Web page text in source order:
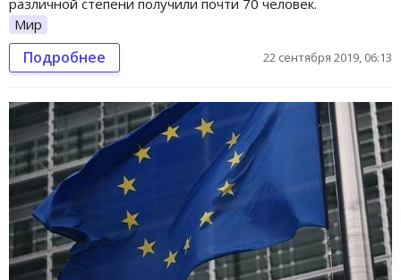
Мир
Подробнее 22 сентября 2019, 06:13